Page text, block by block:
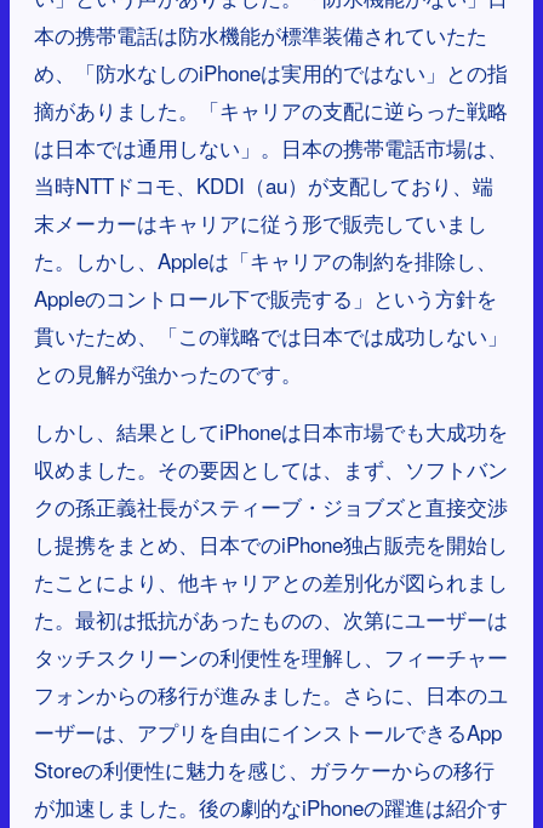
本の携帯電話は防水機能が標準装備されていたた
め、「防水なしのiPhoneは実用的ではない」との指
摘がありました。「キャリアの支配に逆らった戦略
は日本では通用しない」。日本の携帯電話市場は、
当時NTTドコモ、KDDI（au）が支配しており、端
末メーカーはキャリアに従う形で販売していまし
た。しかし、Appleは「キャリアの制約を排除し、
Appleのコントロール下で販売する」という方針を
貫いたため、「この戦略では日本では成功しない」
との見解が強かったのです。
しかし、結果としてiPhoneは日本市場でも大成功を
収めました。その要因としては、まず、ソフトバン
クの孫正義社長がスティーブ・ジョブズと直接交渉
し提携をまとめ、日本でのiPhone独占販売を開始し
たことにより、他キャリアとの差別化が図られまし
た。最初は抵抗があったものの、次第にユーザーは
タッチスクリーンの利便性を理解し、フィーチャー
フォンからの移行が進みました。さらに、日本のユ
ーザーは、アプリを自由にインストールできるApp
Storeの利便性に魅力を感じ、ガラケーからの移行
が加速しました。後の劇的なiPhoneの躍進は紹介す